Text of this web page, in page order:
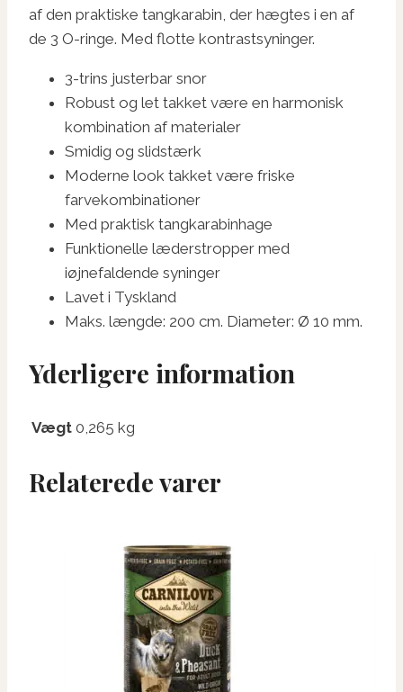
af den praktiske tangkarabin, der hægtes i en af ​​
de 3 O-ringe. Med flotte kontrastsyninger.
3-trins justerbar snor
Robust og let takket være en harmonisk
kombination af materialer
Smidig og slidstærk
Moderne look takket være friske
farvekombinationer
Med praktisk tangkarabinhage
Funktionelle læderstropper med
iøjnefaldende syninger
Lavet i Tyskland
Maks. længde: 200 cm. Diameter: Ø 10 mm.
Yderligere information
Vægt 0,265 kg
Relaterede varer